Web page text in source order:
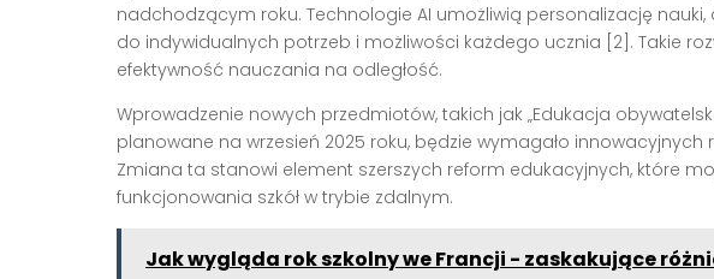
nadchodzącym roku. Technologie AI umożliwią personalizację
do indywidualnych potrzeb i możliwości każdego ucznia [2]. Takie
efektywność nauczania na odległość.
Wprowadzenie nowych przedmiotów, takich jak „Edukacja
planowane na wrzesień 2025 roku, będzie wymagało
Zmiana ta stanowi element szerszych reform edukacyjnych, które
funkcjonowania szkół w trybie zdalnym.
Jak wygląda rok szkolny we Francji - zaskakujące